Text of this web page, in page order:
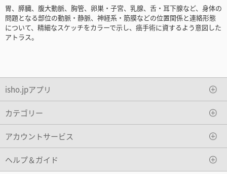
胃、膵臓、腹大動脈、胸管、卵巣・子宮、乳腺、舌・耳下腺など、身体の
問題となる部位の動脈・静脈、神経系・筋膜などの位置関係と連絡形態
について、精細なスケッチをカラーで示し、癌手術に資するよう意図した
アトラス。
isho.jpアプリ
カテゴリー
アカウントサービス
ヘルプ＆ガイド